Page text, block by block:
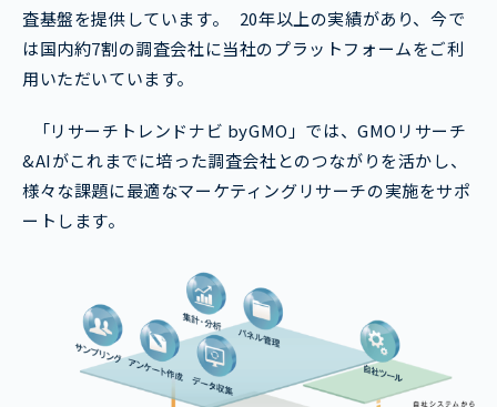
査基盤を提供しています。 20年以上の実績があり、今で
は国内約7割の調査会社に当社のプラットフォームをご利
用いただいています。
「リサーチトレンドナビ byGMO」では、GMOリサーチ
&AIがこれまでに培った調査会社とのつながりを活かし、
様々な課題に最適なマーケティングリサーチの実施をサポ
ートします。